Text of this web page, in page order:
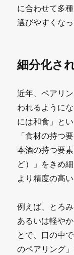
に合わせて多
選びやすくなっ
細分化さ
近年、ペアリ
われるように
には和食」と
「食材の持つ
本酒の持つ要
ど）」をきめ
より精度の高
例えば、とろ
あるいは軽や
とで、口の中
のペアリング